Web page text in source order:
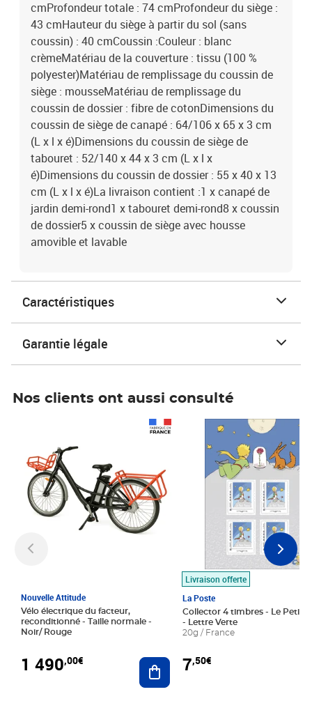
cmProfondeur totale : 74 cmProfondeur du siège :
43 cmHauteur du siège à partir du sol (sans
coussin) : 40 cmCoussin :Couleur : blanc
crèmeMatériau de la couverture : tissu (100 %
polyester)Matériau de remplissage du coussin de
siège : mousseMatériau de remplissage du
coussin de dossier : fibre de cotonDimensions du
coussin de siège de canapé : 64/106 x 65 x 3 cm
(L x l x é)Dimensions du coussin de siège de
tabouret : 52/140 x 44 x 3 cm (L x l x
é)Dimensions du coussin de dossier : 55 x 40 x 13
cm (L x l x é)La livraison contient :1 x canapé de
jardin demi-rond1 x tabouret demi-rond8 x coussin
de dossier5 x coussin de siège avec housse
amovible et lavable
Caractéristiques
Garantie légale
Nos clients ont aussi consulté
Nouvelle Attitude
Vélo électrique du facteur,
reconditionné - Taille normale -
Noir/ Rouge
1 490,00€ Ajouter au panier
Livraison offerte
La Poste
Collector 4 timbres - Le Petit
- Lettre Verte
20g / France
7,50€
Prix 7,50€